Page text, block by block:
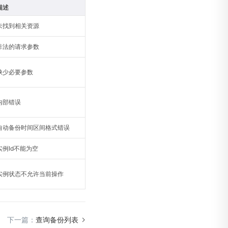
述
找到相关资源
法的请求参数
少必要参数
部错误
动备份时间区间格式错误
例Id不能为空
例状态不允许当前操作
下一篇： 查询备份列表